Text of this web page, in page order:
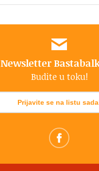
Newsletter
Budite u toku!
Prijavite se na listu